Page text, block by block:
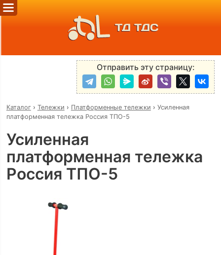
ТД ТДС
Отправить эту страницу:
Каталог› Тележки › Платформенные тележки › Усиленная
платформенная тележка Россия ТПО-5
Усиленная
платформенная тележка
Россия ТПО-5